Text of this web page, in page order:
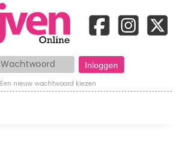
Wachtwoord
Een nieuw wachtwoord kiezen